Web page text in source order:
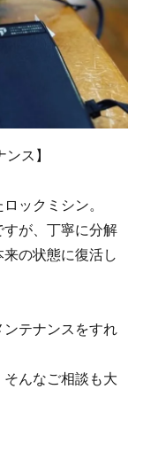
ン
倉
の
お
客
様
ご
依
北
ス】
ックミシン。
が、丁寧に分解
の状態に復活し
テナンスをすれ
そんなご相談も大